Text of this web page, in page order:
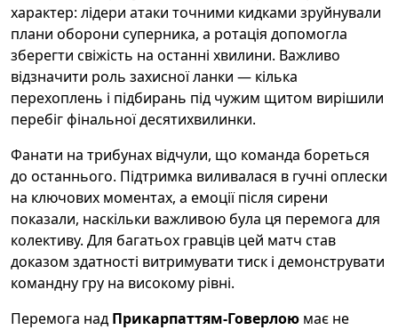
характер: лідери атаки точними кидками зруйнували
плани оборони суперника, а ротація допомогла
зберегти свіжість на останні хвилини. Важливо
відзначити роль захисної ланки — кілька
перехоплень і підбирань під чужим щитом вирішили
перебіг фінальної десятихвилинки.
Фанати на трибунах відчули, що команда бореться
до останнього. Підтримка виливалася в гучні оплески
на ключових моментах, а емоції після сирени
показали, наскільки важливою була ця перемога для
колективу. Для багатьох гравців цей матч став
доказом здатності витримувати тиск і демонструвати
командну гру на високому рівні.
Перемога над Прикарпаттям-Говерлою має не